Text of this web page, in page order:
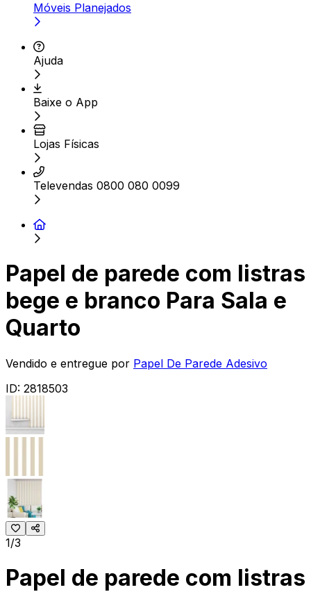
Móveis Planejados
Ajuda
Baixe o App
Lojas Físicas
Televendas 0800 080 0099
Papel de parede com listras
bege e branco Para Sala e
Quarto
Vendido e entregue por Papel De Parede Adesivo
ID: 2818503
1/3
Papel de parede com listras